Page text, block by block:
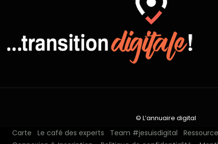
Carte Le café des experts Team #jesuisdigital
© L’annuaire digital